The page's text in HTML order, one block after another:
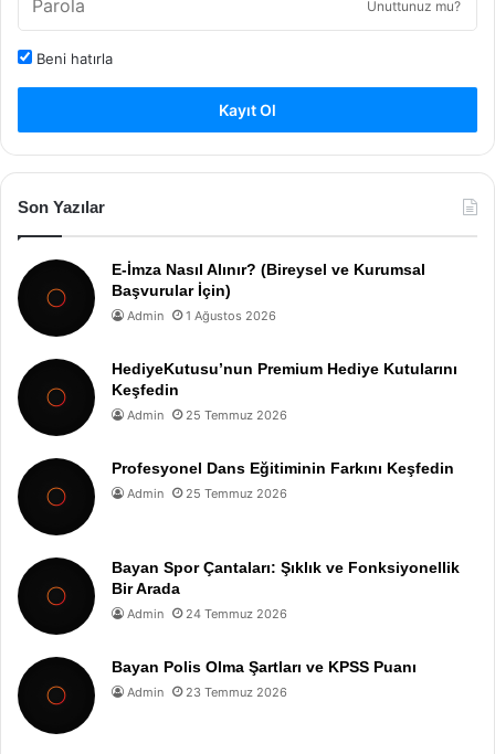
Unuttunuz mu?
Beni hatırla
Kayıt Ol
Son Yazılar
E-İmza Nasıl Alınır? (Bireysel ve Kurumsal
Başvurular İçin)
Admin 1 Ağustos 2026
HediyeKutusu’nun Premium Hediye Kutularını
Keşfedin
Admin 25 Temmuz 2026
Profesyonel Dans Eğitiminin Farkını Keşfedin
Admin 25 Temmuz 2026
Bayan Spor Çantaları: Şıklık ve Fonksiyonellik
Bir Arada
Admin 24 Temmuz 2026
Bayan Polis Olma Şartları ve KPSS Puanı
Admin 23 Temmuz 2026